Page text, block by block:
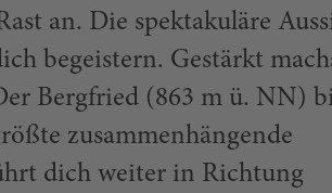
an. Die spektakuläre
begeistern. Gestärkt
Bergfried (863 m ü. NN)
zusammenhängende
dich weiter in Richtung